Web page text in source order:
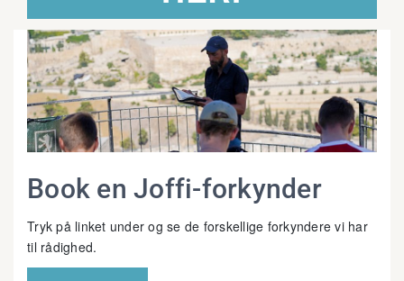
Book en Joffi-forkynder
Tryk på linket under og se de forskellige forkyndere vi har
til rådighed.